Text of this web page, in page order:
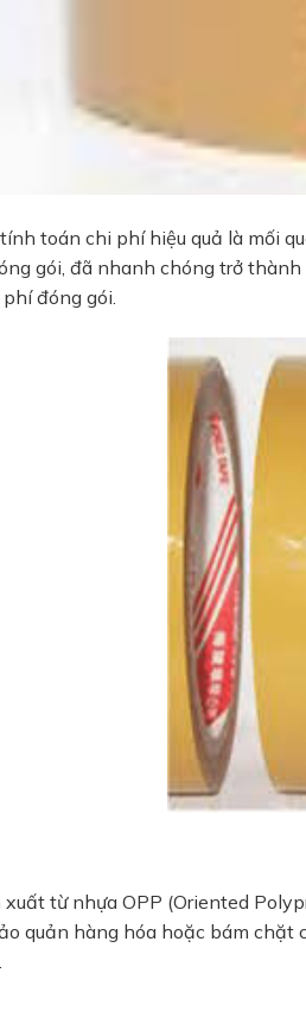
toán chi phí hiệu quả là mối
gói, đã nhanh chóng trở
đóng gói.
từ nhựa OPP (Oriented
quản hàng hóa hoặc bám